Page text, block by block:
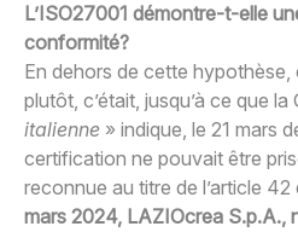
L’ISO27001 démontre-t-elle
conformité?
En dehors de cette hypothèse,
plutôt, c’était, jusqu’à ce que la
italienne » indique, le 21 mars
certification ne pouvait être
reconnue au titre de l’article 42
mars 2024, LAZIOcrea S.p.A.,